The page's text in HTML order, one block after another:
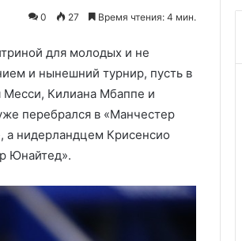
0 27 Время чтения: 4 мин.
для молодых и не
и нынешний турнир, пусть в
Месси, Килиана Мбаппе и
перебрался в «Манчестер
а нидерландцем Крисенсио
Юнайтед».